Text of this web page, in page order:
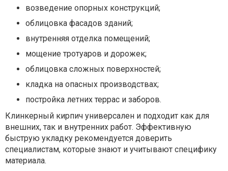
возведение опорных конструкций;
облицовка фасадов зданий;
внутренняя отделка помещений;
мощение тротуаров и дорожек;
облицовка сложных поверхностей;
кладка на опасных производствах;
постройка летних террас и заборов.
Клинкерный кирпич универсален и подходит как для
внешних, так и внутренних работ. Эффективную
быструю укладку рекомендуется доверить
специалистам, которые знают и учитывают специфику
материала.